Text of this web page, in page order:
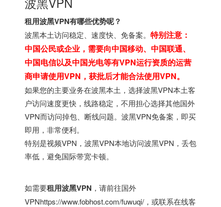
租用波黑VPN有哪些优势呢？
波黑本土访问稳定、速度快、免备案。 特别注意：
中国公民或企业，需要向中国移动、中国联通、
中国电信以及中国光电等有VPN运行资质的运营
商申请使用VPN，获批后才能合法使用VPN。
如果您的主要业务在波黑本土，选择波黑VPN本土客
户访问速度更快，线路稳定，不用担心选择其他国外
VPN而访问掉包、断线问题。波黑VPN免备案，即买
即用，非常便利。
特别是视频VPN，波黑VPN本地访问波黑VPN，丢包
率低，避免国际带宽卡顿。
如需要租用波黑VPN ，请前往国外
VPNhttps://www.fobhost.com/fuwuqi/ ，或联系在线客